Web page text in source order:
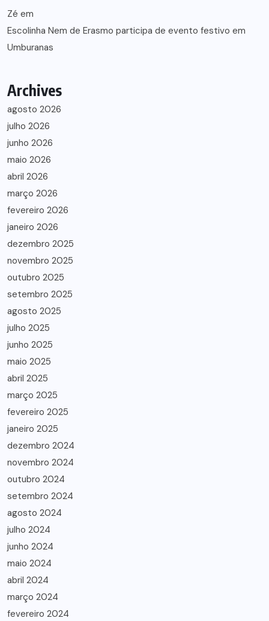
Zé em
Escolinha Nem de Erasmo participa de evento festivo em
Umburanas
Archives
agosto 2026
julho 2026
junho 2026
maio 2026
abril 2026
março 2026
fevereiro 2026
janeiro 2026
dezembro 2025
novembro 2025
outubro 2025
setembro 2025
agosto 2025
julho 2025
junho 2025
maio 2025
abril 2025
março 2025
fevereiro 2025
janeiro 2025
dezembro 2024
novembro 2024
outubro 2024
setembro 2024
agosto 2024
julho 2024
junho 2024
maio 2024
abril 2024
março 2024
fevereiro 2024